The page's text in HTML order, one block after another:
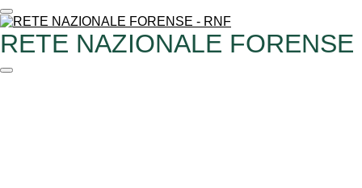
Vai
al
contenuto
RETE NAZIONALE FORENSE